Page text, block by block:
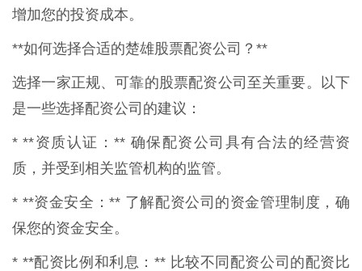
增加您的投资成本。
**如何选择合适的楚雄股票配资公司？**
选择一家正规、可靠的股票配资公司至关重要。以下
是一些选择配资公司的建议：
* **资质认证：** 确保配资公司具有合法的经营资
质，并受到相关监管机构的监管。
* **资金安全：** 了解配资公司的资金管理制度，确
保您的资金安全。
* **配资比例和利息：** 比较不同配资公司的配资比